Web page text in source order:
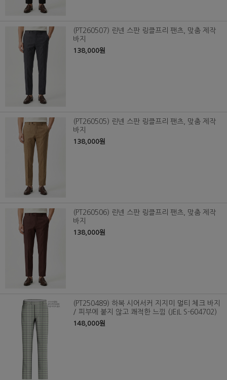
(PT260507) 린넨 스판 링클프리 팬츠, 맞춤 제작
바지
138,000원
(PT260505) 린넨 스판 링클프리 팬츠, 맞춤 제작
바지
138,000원
(PT260506) 린넨 스판 링클프리 팬츠, 맞춤 제작
바지
138,000원
(PT250489) 하복 시어서커 지지미 멀티 체크 바지
/ 피부에 붙지 않고 쾌적한 느낌 (JEIL S-604702)
148,000원